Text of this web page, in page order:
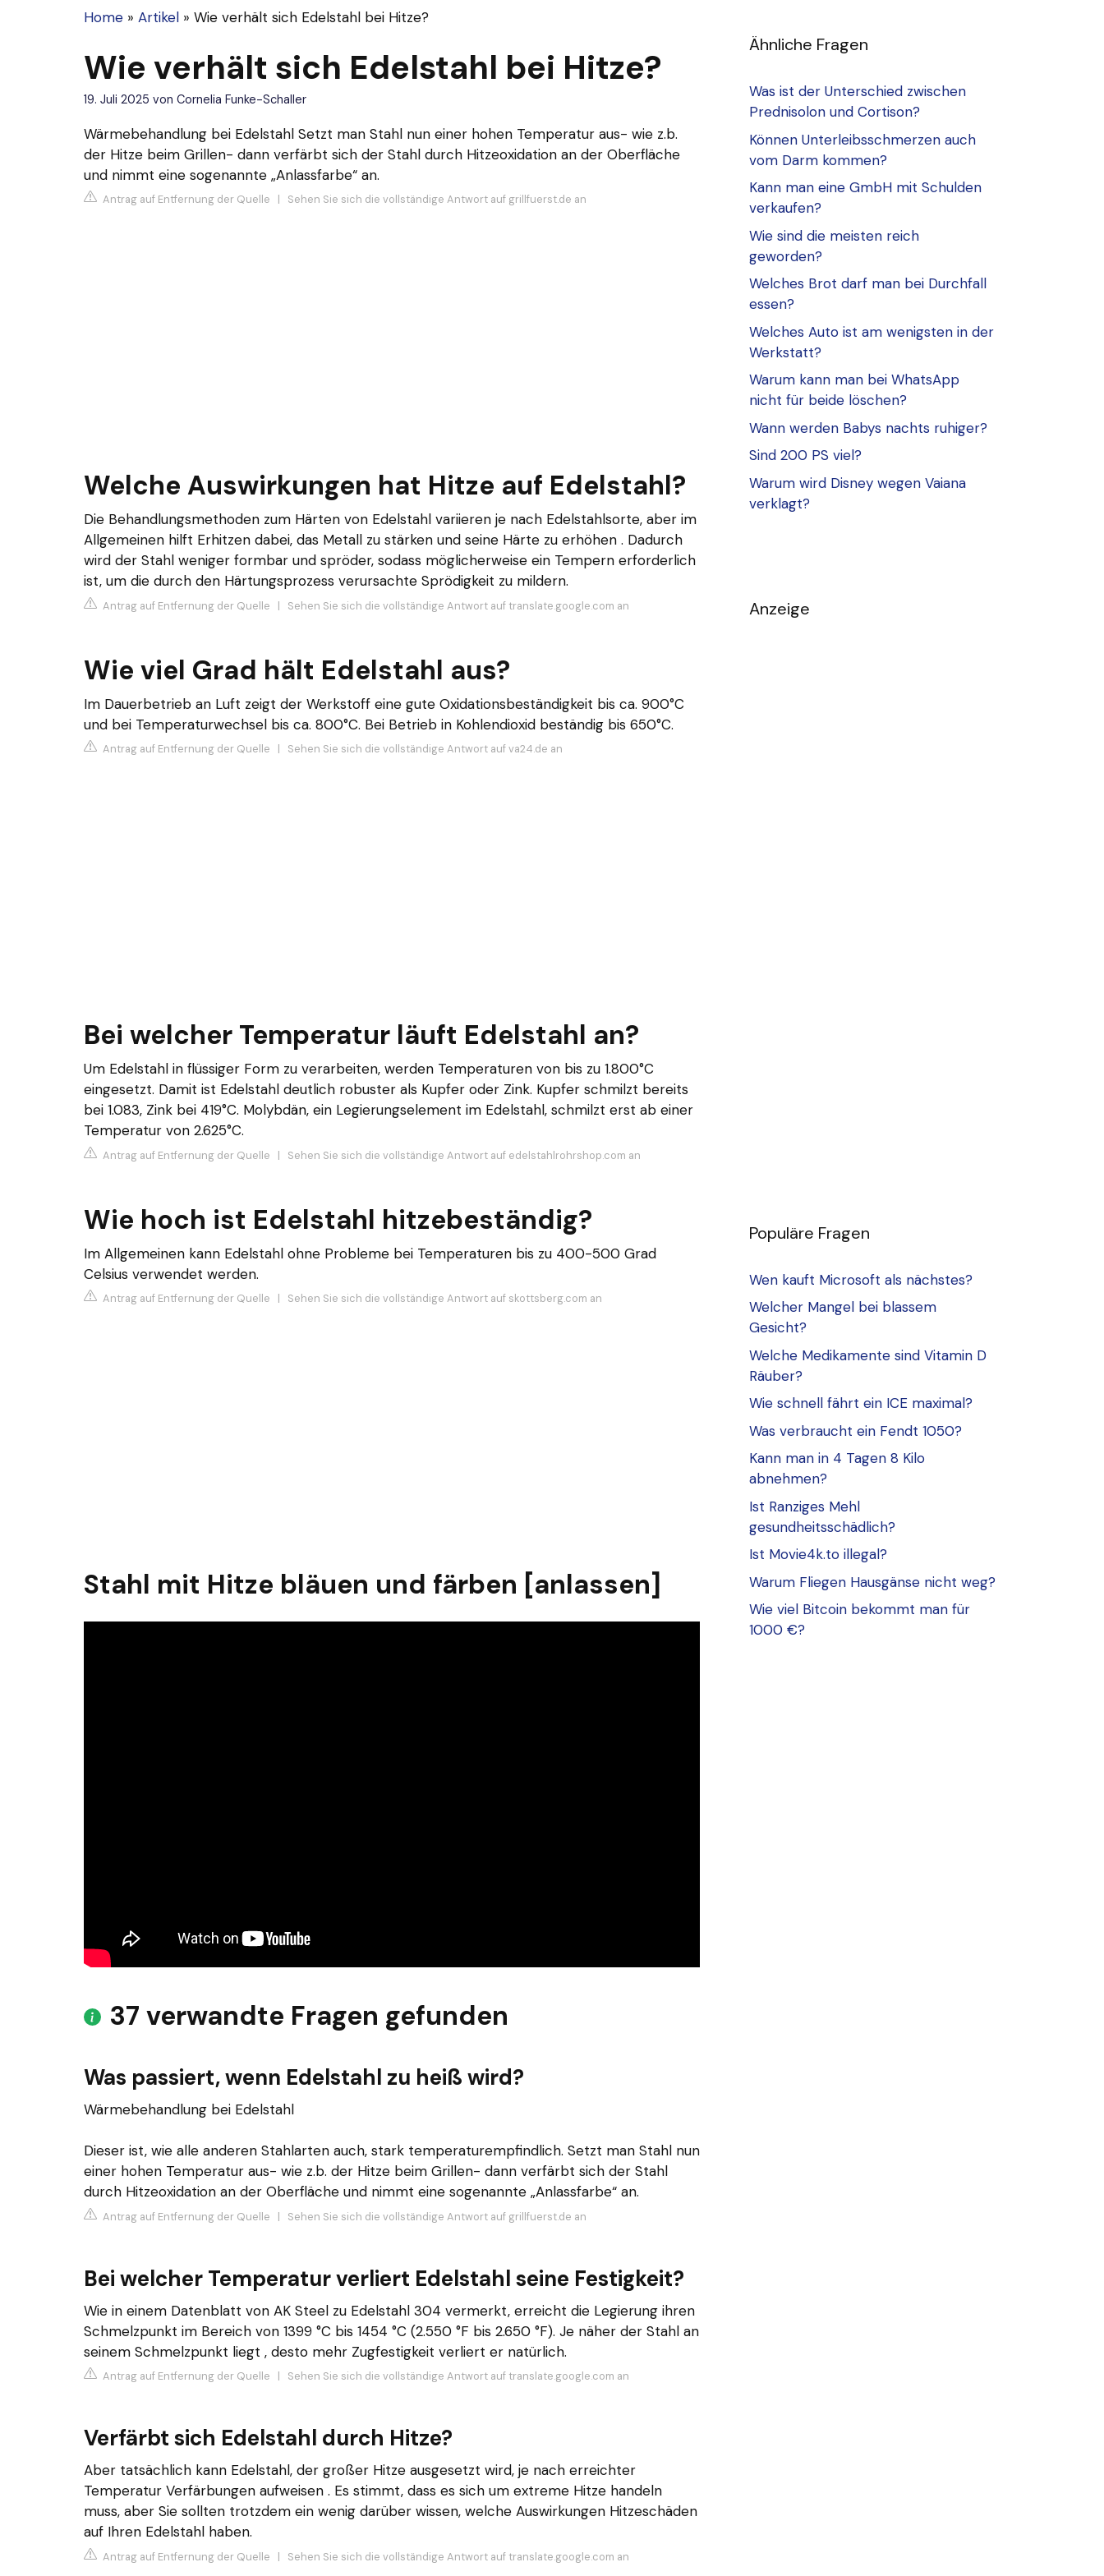
Home » Artikel » Wie verhält sich Edelstahl bei Hitze?
Wie verhält sich Edelstahl bei Hitze?
19. Juli 2025 von Cornelia Funke-Schaller
Wärmebehandlung bei Edelstahl Setzt man Stahl nun einer hohen Temperatur aus- wie z.b.
der Hitze beim Grillen- dann verfärbt sich der Stahl durch Hitzeoxidation an der Oberfläche
und nimmt eine sogenannte „Anlassfarbe“ an.
Antrag auf Entfernung der Quelle | Sehen Sie sich die vollständige Antwort auf grillfuerst.de an
Welche Auswirkungen hat Hitze auf Edelstahl?
Die Behandlungsmethoden zum Härten von Edelstahl variieren je nach Edelstahlsorte, aber im
Allgemeinen hilft Erhitzen dabei, das Metall zu stärken und seine Härte zu erhöhen . Dadurch
wird der Stahl weniger formbar und spröder, sodass möglicherweise ein Tempern erforderlich
ist, um die durch den Härtungsprozess verursachte Sprödigkeit zu mildern.
Antrag auf Entfernung der Quelle | Sehen Sie sich die vollständige Antwort auf translate.google.com an
Wie viel Grad hält Edelstahl aus?
Im Dauerbetrieb an Luft zeigt der Werkstoff eine gute Oxidationsbeständigkeit bis ca. 900°C
und bei Temperaturwechsel bis ca. 800°C. Bei Betrieb in Kohlendioxid beständig bis 650°C.
Antrag auf Entfernung der Quelle | Sehen Sie sich die vollständige Antwort auf va24.de an
Bei welcher Temperatur läuft Edelstahl an?
Um Edelstahl in flüssiger Form zu verarbeiten, werden Temperaturen von bis zu 1.800°C
eingesetzt. Damit ist Edelstahl deutlich robuster als Kupfer oder Zink. Kupfer schmilzt bereits
bei 1.083, Zink bei 419°C. Molybdän, ein Legierungselement im Edelstahl, schmilzt erst ab einer
Temperatur von 2.625°C.
Antrag auf Entfernung der Quelle | Sehen Sie sich die vollständige Antwort auf edelstahlrohrshop.com an
Wie hoch ist Edelstahl hitzebeständig?
Im Allgemeinen kann Edelstahl ohne Probleme bei Temperaturen bis zu 400-500 Grad
Celsius verwendet werden.
Antrag auf Entfernung der Quelle | Sehen Sie sich die vollständige Antwort auf skottsberg.com an
Stahl mit Hitze bläuen und färben [anlassen]
37 verwandte Fragen gefunden
Was passiert, wenn Edelstahl zu heiß wird?
Wärmebehandlung bei Edelstahl
Dieser ist, wie alle anderen Stahlarten auch, stark temperaturempfindlich. Setzt man Stahl nun
einer hohen Temperatur aus- wie z.b. der Hitze beim Grillen- dann verfärbt sich der Stahl
durch Hitzeoxidation an der Oberfläche und nimmt eine sogenannte „Anlassfarbe“ an.
Antrag auf Entfernung der Quelle | Sehen Sie sich die vollständige Antwort auf grillfuerst.de an
Bei welcher Temperatur verliert Edelstahl seine Festigkeit?
Wie in einem Datenblatt von AK Steel zu Edelstahl 304 vermerkt, erreicht die Legierung ihren
Schmelzpunkt im Bereich von 1399 °C bis 1454 °C (2.550 °F bis 2.650 °F). Je näher der Stahl an
seinem Schmelzpunkt liegt , desto mehr Zugfestigkeit verliert er natürlich.
Antrag auf Entfernung der Quelle Sehen Sie sich die vollständige Antwort auf translate.google.com an
Verfärbt sich Edelstahl durch Hitze?
Aber tatsächlich kann Edelstahl, der großer Hitze ausgesetzt wird, je nach erreichter
Temperatur Verfärbungen aufweisen . Es stimmt, dass es sich um extreme Hitze handeln
muss, aber Sie sollten trotzdem ein wenig darüber wissen, welche Auswirkungen Hitzeschäden
auf Ihren Edelstahl haben.
Antrag auf Entfernung der Quelle | Sehen Sie sich die vollständige Antwort auf translate.google.com an
Ähnliche Fragen
Was ist der Unterschied zwischen
Prednisolon und Cortison?
Können Unterleibsschmerzen auch
vom Darm kommen?
Kann man eine GmbH mit Schulden
verkaufen?
Wie sind die meisten reich
geworden?
Welches Brot darf man bei Durchfall
essen?
Welches Auto ist am wenigsten in der
Werkstatt?
Warum kann man bei WhatsApp
nicht für beide löschen?
Wann werden Babys nachts ruhiger?
Sind 200 PS viel?
Warum wird Disney wegen Vaiana
verklagt?
Anzeige
Populäre Fragen
Wen kauft Microsoft als nächstes?
Welcher Mangel bei blassem
Gesicht?
Welche Medikamente sind Vitamin D
Räuber?
Wie schnell fährt ein ICE maximal?
Was verbraucht ein Fendt 1050?
Kann man in 4 Tagen 8 Kilo
abnehmen?
Ist Ranziges Mehl
gesundheitsschädlich?
Ist Movie4k.to illegal?
Warum Fliegen Hausgänse nicht weg?
Wie viel Bitcoin bekommt man für
1000 €?